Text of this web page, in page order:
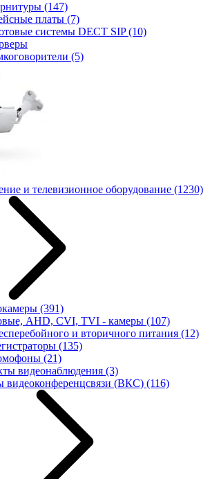
(147)
платы (7)
системы DECT SIP(10)
(5)
и телевизионное оборудование (1230)
(391)
AHD, CVI, TVI - камеры (107)
и вторичного питания (12)
(135)
(21)
видеонаблюдения (3)
видеоконференцсвязи (ВКС) (116)